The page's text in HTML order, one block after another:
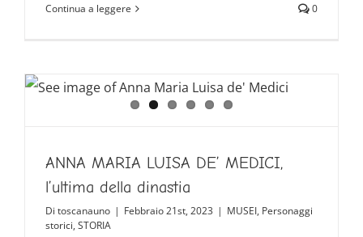
Continua a leggere 0
ANNA MARIA LUISA DE’ MEDICI,
l’ultima della dinastia
Di toscanauno | Febbraio 21st, 2023 | MUSEI, Personaggi
storici, STORIA